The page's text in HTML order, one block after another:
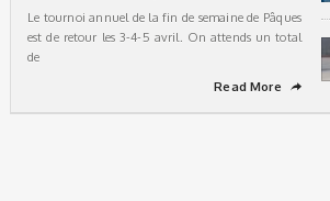
Le tournoi annuel de la fin de semaine de Pâques
est de retour les 3-4-5 avril. On attends un total
de
Read More
➦